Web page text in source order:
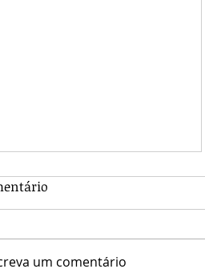
um comentário